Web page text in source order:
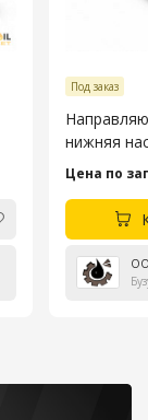
Под заказ
нижняя
Цена по